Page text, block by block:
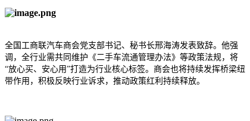
全国工商联汽车商会党支部书记、秘书长邢海涛发表致辞。他强
调，全行业需共同维护《 二手车流通管理办法》等政策法规，将
“放心买、安心用”打造为行业核心标签。商会也将持续发挥桥梁纽
带作用，积极反映行业诉求，推动政策红利持续释放。